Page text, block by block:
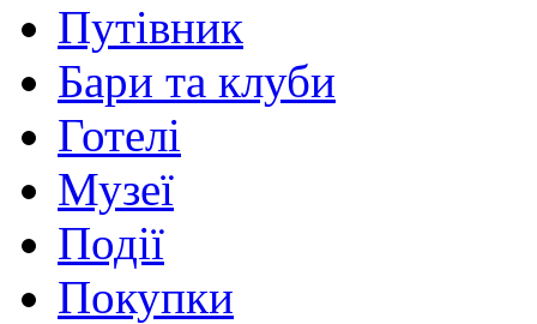
Путівник
Бари та клуби
Готелі
Музеї
Події
Покупки